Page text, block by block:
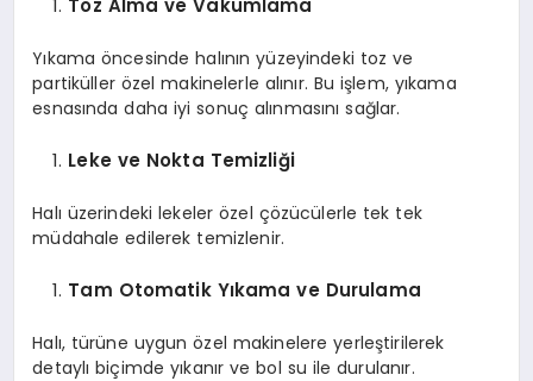
Toz Alma ve Vakumlama
Yıkama öncesinde halının yüzeyindeki toz ve
partiküller özel makinelerle alınır. Bu işlem, yıkama
esnasında daha iyi sonuç alınmasını sağlar.
Leke ve Nokta Temizliği
Halı üzerindeki lekeler özel çözücülerle tek tek
müdahale edilerek temizlenir.
Tam Otomatik Yıkama ve Durulama
Halı, türüne uygun özel makinelere yerleştirilerek
detaylı biçimde yıkanır ve bol su ile durulanır.